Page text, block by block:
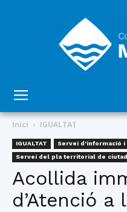
Inici IGUALTAT
IGUALTAT
Servei d'informació i
Servei del pla territorial de
Acollida
d’Atenció a